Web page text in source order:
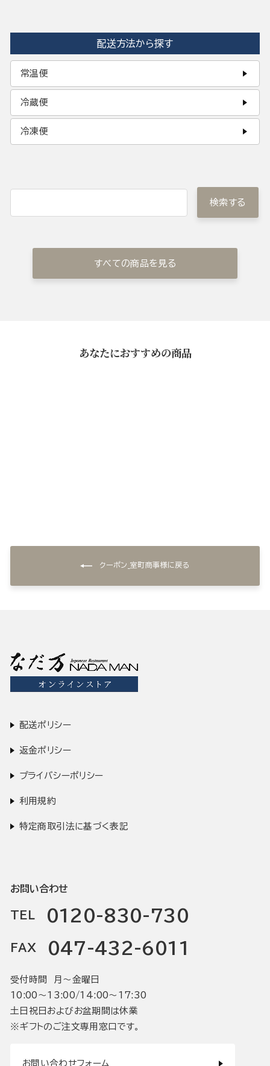
配送方法から探す
常温便
冷蔵便
冷凍便
検索する
すべての商品を見る
あなたにおすすめの商品
クーポン_室町商事様に戻る
配送ポリシー
返金ポリシー
プライバシーポリシー
利用規約
特定商取引法に基づく表記
お問い合わせ
TEL 0120-830-730
FAX 047-432-6011
受付時間 月〜金曜日
10:00〜13:00/14:00〜17:30
土日祝日およびお盆期間は休業
※ギフトのご注文専用窓口です。
お問い合わせフォーム